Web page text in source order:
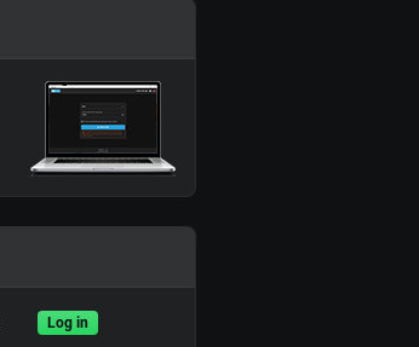
Log in